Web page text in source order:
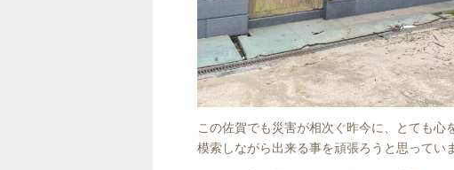
この佐賀でも災害が相次ぐ昨今に、とても
模索しながら出来る事を頑張ろうと思ってい